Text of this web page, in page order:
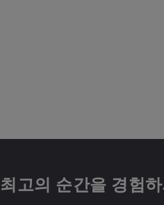
최고의 순간을 경험